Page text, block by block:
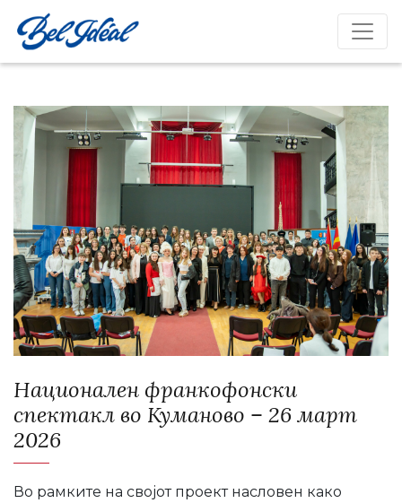
Национален франкофонски
спектакл во Куманово – 26 март
2026
Во рамките на својот проект насловен како